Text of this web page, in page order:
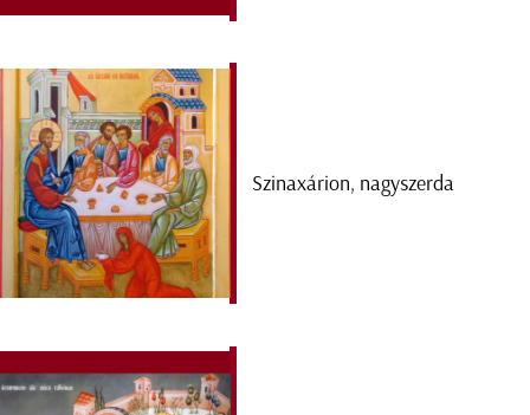
Szinaxárion, nagyszerda